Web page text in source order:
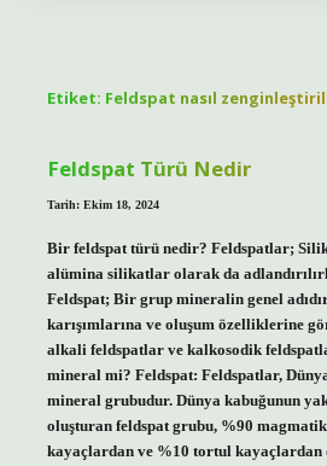
Etiket: Feldspat nasıl
Feldspat Türü Nedir
Tarih: Ekim 18, 2024
Bir feldspat türü nedir? Feldspatlar;
alümina silikatlar olarak da
Feldspat; Bir grup mineralin genel
karışımlarına ve oluşum özelliklerine
alkali feldspatlar ve kalkosodik
mineral mi? Feldspat: Feldspatlar,
mineral grubudur. Dünya kabuğunun
oluşturan feldspat grubu, %90
kayaçlardan ve %10 tortul kayaçlardan